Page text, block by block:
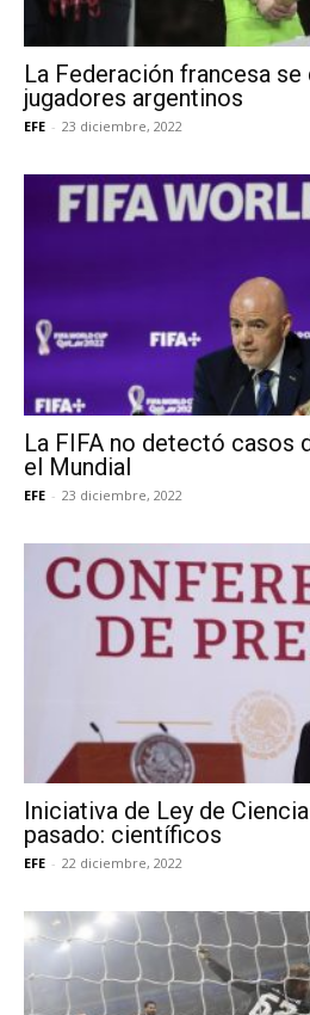
La Federación francesa se
jugadores argentinos
EFE - 23 diciembre, 2022
La FIFA no detectó casos
el Mundial
EFE - 23 diciembre, 2022
Iniciativa de Ley de
pasado: científicos
EFE - 22 diciembre, 2022